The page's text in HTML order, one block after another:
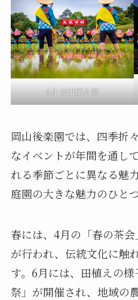
6月 お田植え祭
岡山後楽園では、四季折
なイベントが年間を通し
れる季節ごとに異なる魅
庭園の大きな魅力のひとつ
春には、4月の「春の茶会
が行われ、伝統文化に触
す。6月には、田植えの
祭」が開催され、地域の